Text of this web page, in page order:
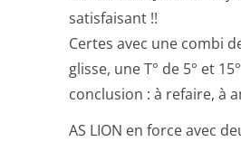
satisfaisant !!
Certes avec une combi
glisse, une T° de 5° et
conclusion : à refaire, à
AS LION en force avec